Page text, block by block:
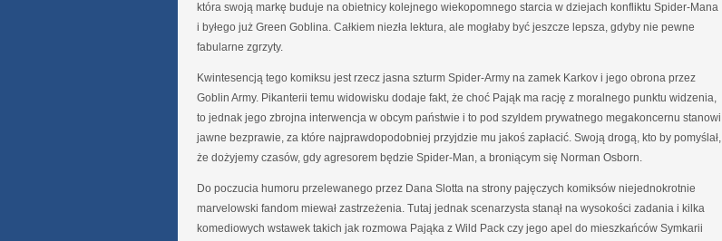
która swoją markę buduje na obietnicy kolejnego wiekopomnego starcia w dziejach konfliktu Spider-Mana
i byłego już Green Goblina. Całkiem niezła lektura, ale mogłaby być jeszcze lepsza, gdyby nie pewne
fabularne zgrzyty.
Kwintesencją tego komiksu jest rzecz jasna szturm Spider-Army na zamek Karkov i jego obrona przez
Goblin Army. Pikanterii temu widowisku dodaje fakt, że choć Pająk ma rację z moralnego punktu widzenia,
to jednak jego zbrojna interwencja w obcym państwie i to pod szyldem prywatnego megakoncernu stanowi
jawne bezprawie, za które najprawdopodobniej przyjdzie mu jakoś zapłacić. Swoją drogą, kto by pomyślał,
że dożyjemy czasów, gdy agresorem będzie Spider-Man, a broniącym się Norman Osborn.
Do poczucia humoru przelewanego przez Dana Slotta na strony pajęczych komiksów niejednokrotnie
marvelowski fandom miewał zastrzeżenia. Tutaj jednak scenarzysta stanął na wysokości zadania i kilka
komediowych wstawek takich jak rozmowa Pająka z Wild Pack czy jego apel do mieszkańców Symkarii